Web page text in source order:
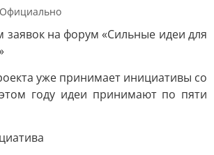
Официально
заявок на форум «Сильные идеи для
уже принимает инициативы со
году идеи принимают по пяти